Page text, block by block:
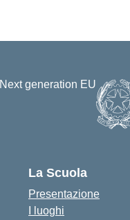
La Scuola
Presentazione
I luoghi